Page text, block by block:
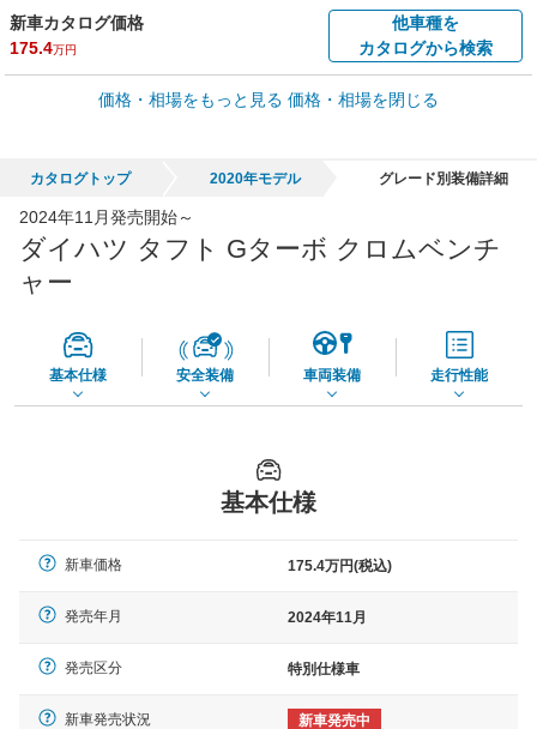
新車カタログ価格
175.4万円
他車種を
カタログから検索
車買取価格 *
車買取相場
45,550円
*当該価格は車種別の価格となります。
価格・相場をもっと見る 価格・相場を閉じる
カタログトップ 2020年モデル グレード別装備詳細
2024年11月発売開始～
ダイハツ タフト Gターボ クロムベンチ
ャー
基本仕様 安全装備 車両装備 走行性能
基本仕様
新車価格 175.4万円(税込)
発売年月 2024年11月
発売区分 特別仕様車
新車発売状況 新車発売中